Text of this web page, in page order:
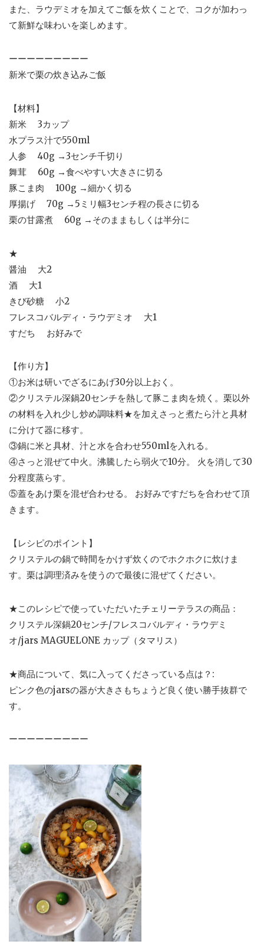
また、ラウデミオを加えてご飯を炊くことで、コクが加わっ
て新鮮な味わいを楽しめます。
ーーーーーーーーー
新米で栗の炊き込みご飯
【材料】
新米 3カップ
水プラス汁で550ml
人参 40g →3センチ千切り
舞茸 60g →食べやすい大きさに切る
豚こま肉 100g →細かく切る
厚揚げ 70g →5ミリ幅3センチ程の長さに切る
栗の甘露煮 60g →そのままもしくは半分に
★
醤油 大2
酒 大1
きび砂糖 小2
フレスコバルディ・ラウデミオ 大1
すだち お好みで
【作り方】
①お米は研いでざるにあげ30分以上おく。
②クリステル深鍋20センチを熱して豚こま肉を焼く。栗以外
の材料を入れ少し炒め調味料★を加えさっと煮たら汁と具材
に分けて器に移す。
③鍋に米と具材、汁と水を合わせ550mlを入れる。
④さっと混ぜて中火。沸騰したら弱火で10分。 火を消して30
分程度蒸らす。
⑤蓋をあけ栗を混ぜ合わせる。 お好みですだちを合わせて頂
きます。
【レシピのポイント】
クリステルの鍋で時間をかけず炊くのでホクホクに炊けま
す。栗は調理済みを使うので最後に混ぜてください。
★このレシピで使っていただいたチェリーテラスの商品：
クリステル深鍋20センチ/フレスコバルディ・ラウデミ
オ/jars MAGUELONE カップ（タマリス）
★商品について、気に入ってくださっている点は？:
ピンク色のjarsの器が大きさもちょうど良く使い勝手抜群で
す。
ーーーーーーーーー